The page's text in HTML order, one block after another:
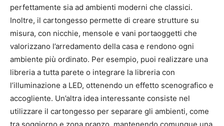
perfettamente sia ad ambienti moderni che classici.
Inoltre, il cartongesso permette di creare strutture su
misura, con nicchie, mensole e vani portaoggetti che
valorizzano l’arredamento della casa e rendono ogni
ambiente più ordinato. Per esempio, puoi realizzare una
libreria a tutta parete o integrare la libreria con
l’illuminazione a LED, ottenendo un effetto scenografico e
accogliente. Un’altra idea interessante consiste nel
utilizzare il cartongesso per separare gli ambienti, come